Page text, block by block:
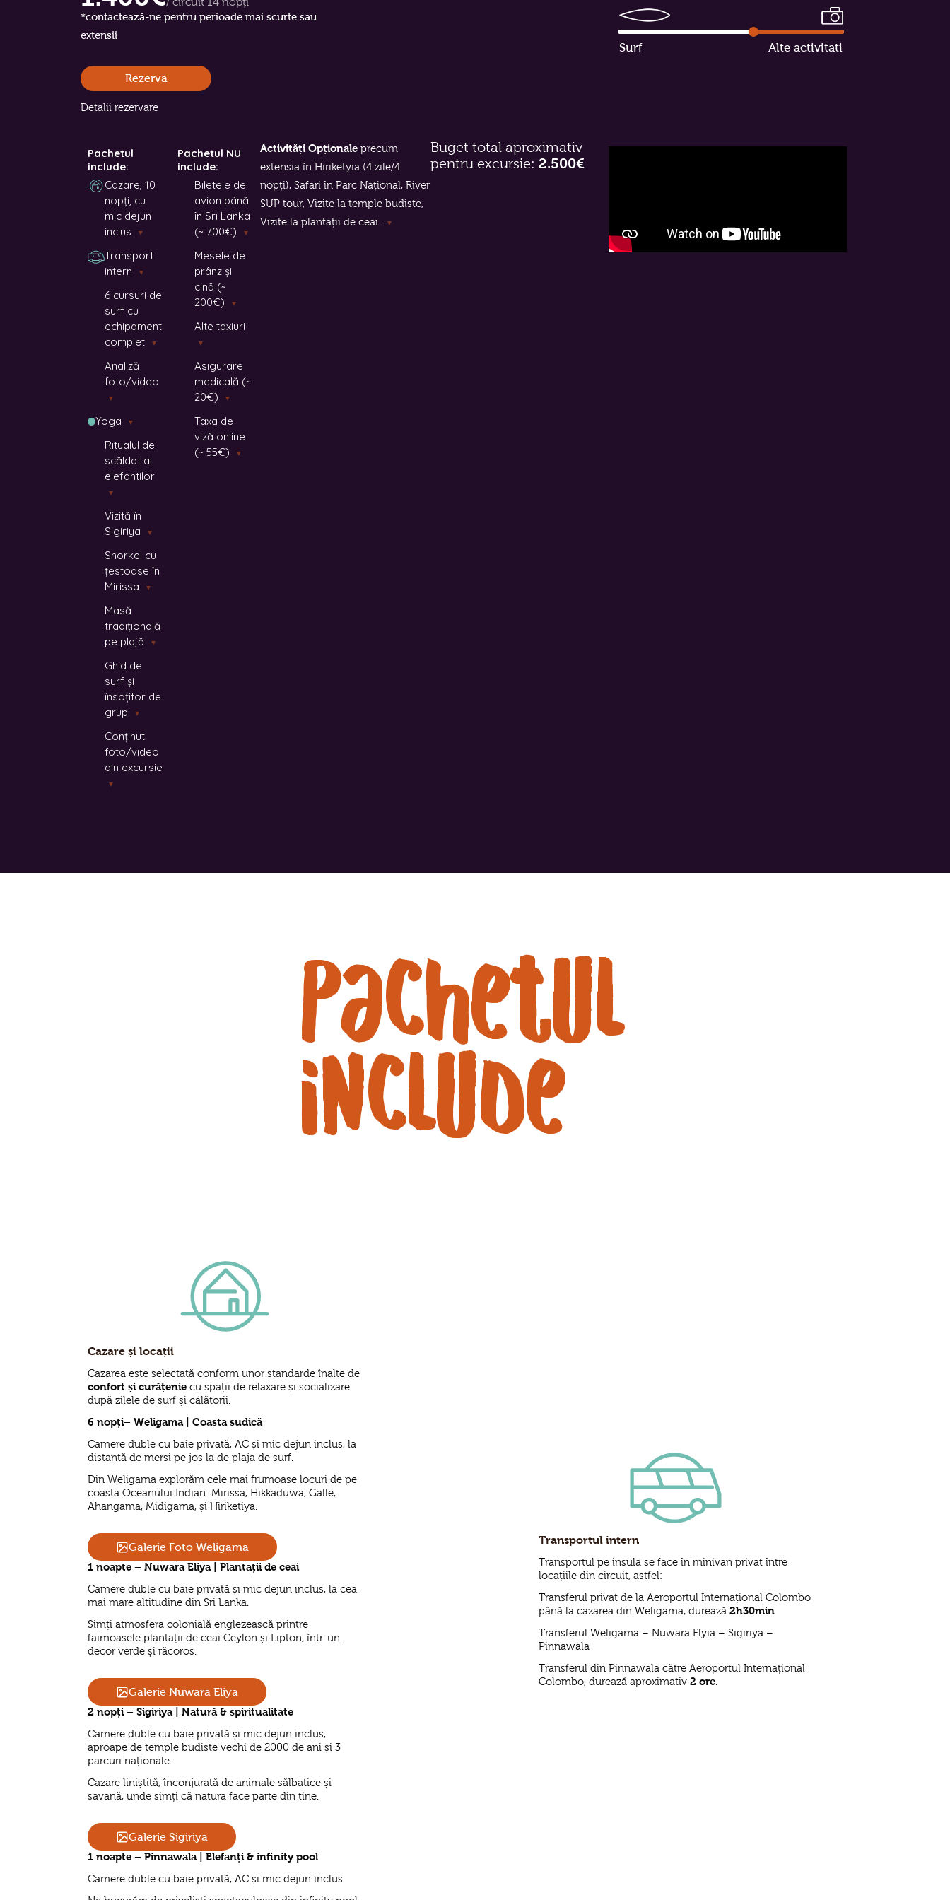
*contactează-ne pentru perioade mai scurte sau
extensii
Rezerva
Detalii rezervare
Surf Alte activitati
Pachetul
include:
Cazare, 10
nopți, cu
mic dejun
inclus
▼
Transport
intern
▼
6 cursuri de
surf cu
echipament
complet
▼
Analiză
foto/video
▼
Yoga ▼
Ritualul de
scăldat al
elefantilor
▼
Vizită în
Sigiriya
▼
Snorkel cu
țestoase în
Mirissa
▼
Masă
tradițională
pe plajă
▼
Ghid de
surf și
însoțitor de
grup
▼
Conținut
foto/video
din excursie
▼
Pachetul NU
include:
Biletele de
avion până
în Sri Lanka
(~ 700€)
▼
Mesele de
prânz și
cină (~
200€)
▼
Alte taxiuri
▼
Asigurare
medicală (~
20€)
▼
Taxa de
viză online
(~ 55€)
▼
Activități Opționaleprecum
extensia în Hiriketyia (4 zile/4
nopți), Safari în Parc Național, River
SUP tour, Vizite la temple budiste,
Vizite la plantații de ceai.
▼
Buget total aproximativ
pentru excursie: 2.500€
Pachetul
include
Cazare și locații
Cazarea este selectată conform unor standarde înalte de
confort și curățenie cu spații de relaxare și socializare
după zilele de surf și călătorii.
6 nopți– Weligama | Coasta sudică
Camere duble cu baie privată, AC și mic dejun inclus, la
distantă de mersi pe jos la de plaja de surf.
Din Weligama explorăm cele mai frumoase locuri de pe
coasta Oceanului Indian: Mirissa, Hikkaduwa, Galle,
Ahangama, Midigama, și Hiriketiya.
Galerie Foto Weligama
1 noapte – Nuwara Eliya | Plantații de ceai
Camere duble cu baie privată și mic dejun inclus, la cea
mai mare altitudine din Sri Lanka.
Simți atmosfera colonială englezească printre
faimoasele plantații de ceai Ceylon și Lipton, într-un
decor verde și răcoros.
Galerie Nuwara Eliya
2 nopți – Sigiriya | Natură & spiritualitate
Camere duble cu baie privată și mic dejun inclus,
aproape de temple budiste vechi de 2000 de ani și 3
parcuri naționale.
Cazare liniștită, înconjurată de animale sălbatice și
savană, unde simți că natura face parte din tine.
Galerie Sigiriya
1 noapte – Pinnawala | Elefanți & infinity pool
Camere duble cu baie privată, AC și mic dejun inclus.
Transportul intern
Transportul pe insula se face în minivan privat între
locațiile din circuit, astfel:
Transferul privat de la Aeroportul Internațional Colombo
până la cazarea din Weligama, durează 2h30min
Transferul Weligama – Nuwara Elyia – Sigiriya –
Pinnawala
Transferul din Pinnawala către Aeroportul Internațional
Colombo, durează aproximativ 2 ore.